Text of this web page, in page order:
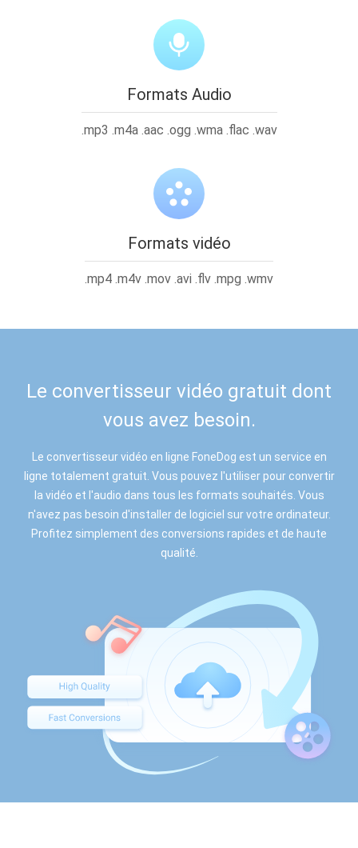
Formats Audio
.mp3 .m4a .aac .ogg .wma .flac .wav
Formats vidéo
.mp4 .m4v .mov .avi .flv .mpg .wmv
Le convertisseur vidéo gratuit dont
vous avez besoin.
Le convertisseur vidéo en ligne FoneDog est un service en
ligne totalement gratuit. Vous pouvez l'utiliser pour convertir
la vidéo et l'audio dans tous les formats souhaités. Vous
n'avez pas besoin d'installer de logiciel sur votre ordinateur.
Profitez simplement des conversions rapides et de haute
qualité.